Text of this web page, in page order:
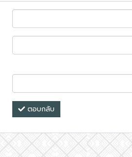
ตอบกลับ